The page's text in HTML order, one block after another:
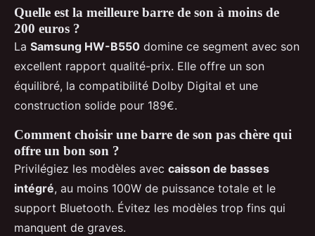
Quelle est la meilleure barre de son à moins de
200 euros ?
La Samsung HW-B550 domine ce segment avec son
excellent rapport qualité-prix. Elle offre un son
équilibré, la compatibilité Dolby Digital et une
construction solide pour 189€.
Comment choisir une barre de son pas chère qui
offre un bon son ?
Privilégiez les modèles avec caisson de basses
intégré, au moins 100W de puissance totale et le
support Bluetooth. Évitez les modèles trop fins qui
manquent de graves.